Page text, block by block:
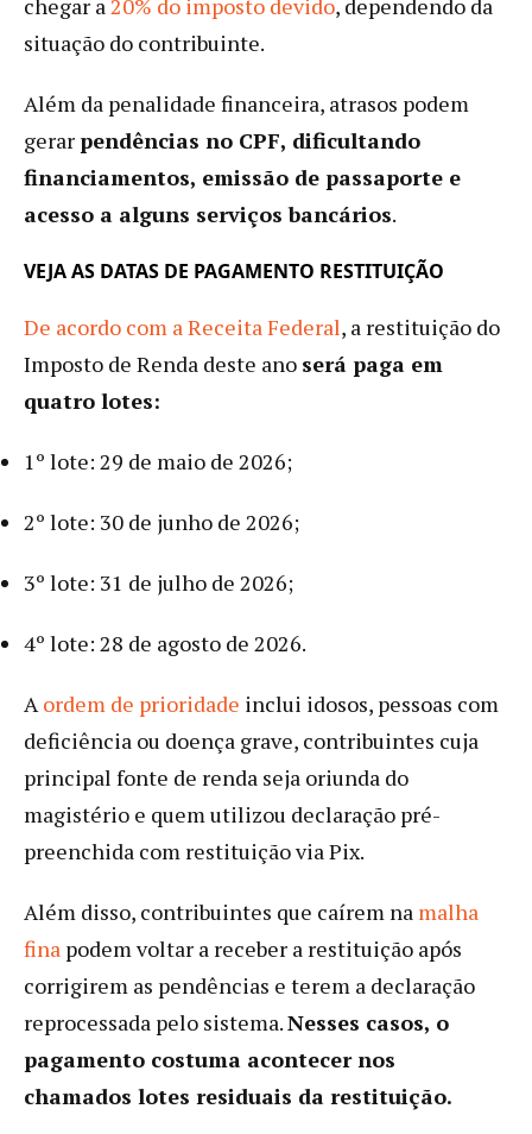
chegar a20% do imposto devido, dependendo da
situação do contribuinte.
Além da penalidade financeira, atrasos podem
gerar pendências no CPF, dificultando
financiamentos, emissão de passaporte e
acesso a alguns serviços bancários.
VEJA AS DATAS DE PAGAMENTO RESTITUIÇÃO
De acordo com a Receita Federal, a restituição do
Imposto de Renda deste ano será paga em
quatro lotes:
1º lote: 29 de maio de 2026;
2º lote: 30 de junho de 2026;
3º lote: 31 de julho de 2026;
4º lote: 28 de agosto de 2026.
Aordem de prioridade inclui idosos, pessoas com
deficiência ou doença grave, contribuintes cuja
principal fonte de renda seja oriunda do
magistério e quem utilizou declaração pré-
preenchida com restituição via Pix.
Além disso, contribuintes que caírem na malha
fina podem voltar a receber a restituição após
corrigirem as pendências e terem a declaração
reprocessada pelo sistema.Nesses casos, o
pagamento costuma acontecer nos
chamados lotes residuais da restituição.